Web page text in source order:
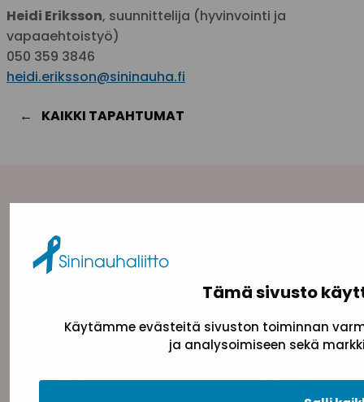
Tämä sivusto
Käytämme evästeitä sivuston toiminnan
ja analysoimiseen sekä
Heidi Eriksson, suunnittelija (hyvinvointi ja
vapaaehtoistyö)
050 359 3846
heidi.eriksson@sininauha.fi
KAIKKI TAPAHTUMAT
Sininauhaliitto (Y-tunnus: 0217042–5)
Pasilanraitio 5, 2. krs, 00240 Helsinki